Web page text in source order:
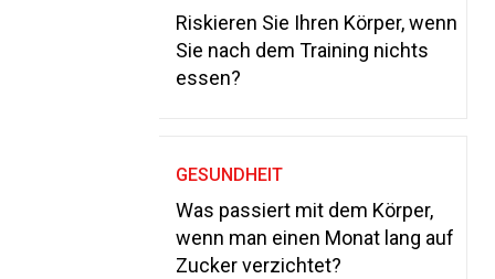
Riskieren Sie Ihren Körper, wenn
Sie nach dem Training nichts
essen?
GESUNDHEIT
Was passiert mit dem Körper,
wenn man einen Monat lang auf
Zucker verzichtet?